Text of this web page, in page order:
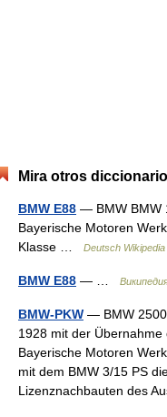
Mira otros
BMW E88 — BMW BMW
Bayerische Motoren
Klasse …
Deutsch Wikipedia
BMW E88 — …
BMW-PKW — BMW 2500
1928 mit der
Bayerische Motoren
mit dem BMW 3/15 PS
Lizenznachbauten des